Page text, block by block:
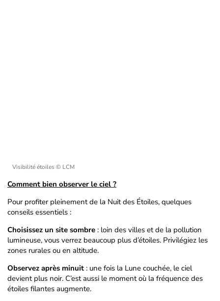
Visibilité étoiles © LCM
Comment bien observer le ciel ?
Pour profiter pleinement de la Nuit des Étoiles, quelques
conseils essentiels :
Choisissez un site sombre : loin des villes et de la pollution
lumineuse, vous verrez beaucoup plus d’étoiles. Privilégiez les
zones rurales ou en altitude.
Observez après minuit : une fois la Lune couchée, le ciel
devient plus noir. C’est aussi le moment où la fréquence des
étoiles filantes augmente.